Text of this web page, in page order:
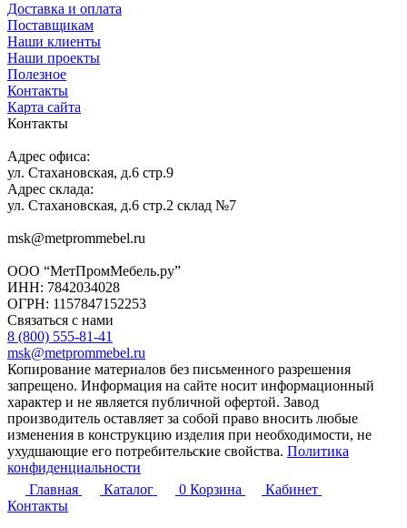
Доставка и оплата
Поставщикам
Наши клиенты
Наши проекты
Полезное
Контакты
Карта сайта
Контакты
Адрес офиса:
ул. Стахановская, д.6 стр.9
Адрес склада:
ул. Стахановская, д.6 стр.2 склад №7
msk@metprommebel.ru
ООО “МетПромМебель.ру”
ИНН: 7842034028
ОГРН: 1157847152253
Связаться с нами
8 (800) 555-81-41
msk@metprommebel.ru
Копирование материалов без письменного разрешения
запрещено. Информация на сайте носит информационный
характер и не является публичной офертой. Завод
производитель оставляет за собой право вносить любые
изменения в конструкцию изделия при необходимости, не
ухудшающие его потребительские свойства. Политика
конфиденциальности
Главная
Каталог 0 Корзина
Кабинет
Контакты